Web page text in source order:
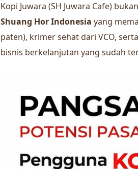
Kopi Juwara (SH Juwara Cafe)
Shuang Hor Indonesia yang
paten), krimer sehat dari VCO,
bisnis berkelanjutan yang sudah